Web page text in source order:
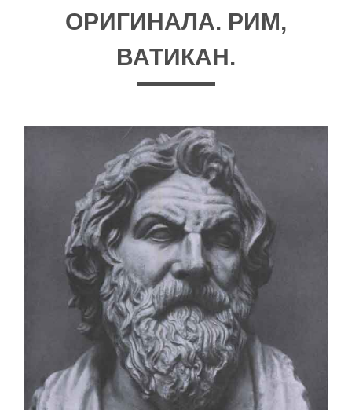
ОРИГИНАЛА. РИМ,
ВАТИКАН.